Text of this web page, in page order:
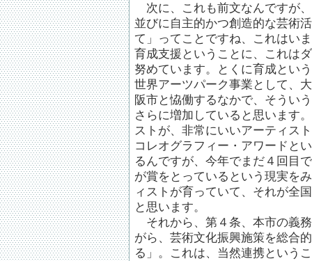
次に、これも前文なんですが
並びに自主的かつ創造的な芸術
て」ってことですね、これはい
育成支援ということに、これは
努めています。とくに育成とい
世界アーツパーク事業として、
阪市と恊働するなかで、そうい
さらに増加していると思います
ストが、非常にいいアーティス
コレオグラフィー・アワードと
るんですが、今年でまだ４回目
が賞をとっているという現実を
ィストが育っていて、それが全
と思います。
それから、第４条、本市の義
がら、芸術文化振興施策を総合
る」。これは、当然連携という